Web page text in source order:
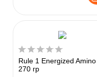
Rule 1 Energized Amino
270 гр